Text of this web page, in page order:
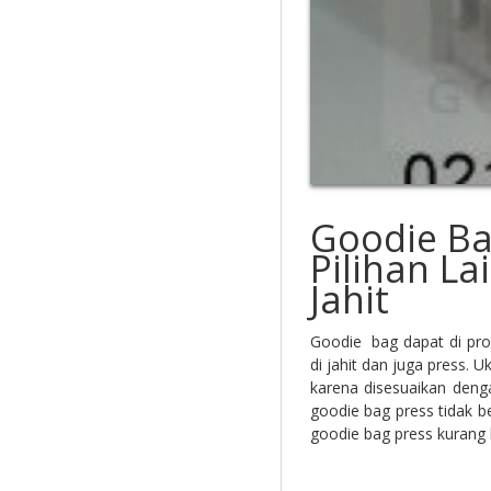
Goodie
Pilihan
Jahit
Goodie bag dapat di
di jahit dan juga press.
karena disesuaikan
goodie bag press tidak
goodie bag press